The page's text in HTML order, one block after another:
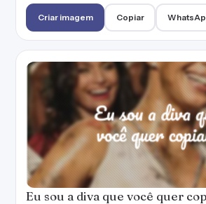
Criar imagem Copiar
Eu sou a diva que você quer